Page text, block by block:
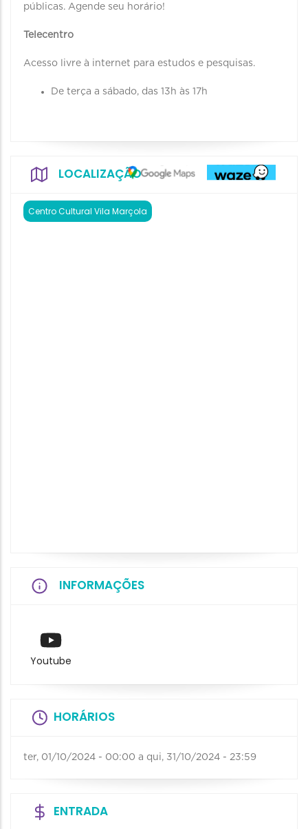
públicas. Agende seu horário!
Telecentro
Acesso livre à internet para estudos e pesquisas.
De terça a sábado, das 13h às 17h
LOCALIZAÇÃO
Centro Cultural Vila Marçola
INFORMAÇÕES
Youtube
HORÁRIOS
ter, 01/10/2024 - 00:00 a qui, 31/10/2024 - 23:59
ENTRADA